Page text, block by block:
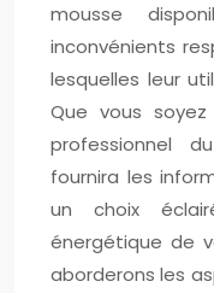
mousse
inconvénients
lesquelles leur
Que vous
professionnel
fournira les
un choix
énergétique de
aborderons les